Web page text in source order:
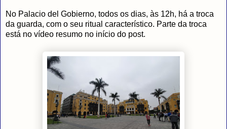
No Palacio del Gobierno, todos os dias, às 12h, há a troca
da guarda, com o seu ritual característico. Parte da troca
está no vídeo resumo no início do post.